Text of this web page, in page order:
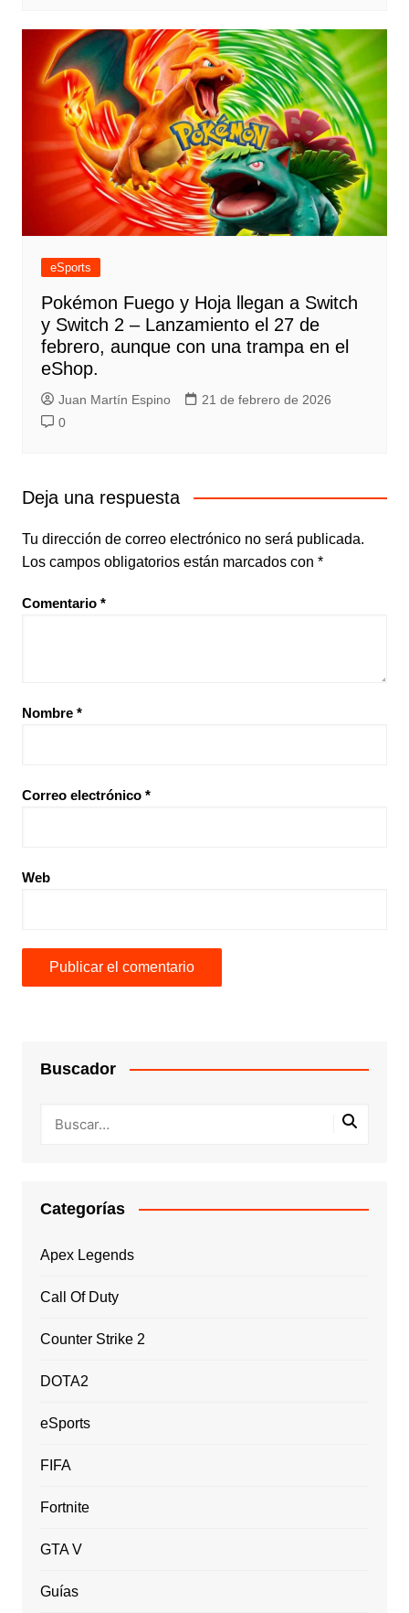
eSports
Pokémon Fuego y Hoja llegan a Switch
y Switch 2 – Lanzamiento el 27 de
febrero, aunque con una trampa en el
eShop.
Juan Martín Espino
21 de febrero de 2026
0
Deja una respuesta
Tu dirección de correo electrónico no será publicada.
Los campos obligatorios están marcados con *
Comentario *
Nombre *
Correo electrónico *
Web
Buscador
Categorías
Apex Legends
Call Of Duty
Counter Strike 2
DOTA2
eSports
FIFA
Fortnite
GTA V
Guías